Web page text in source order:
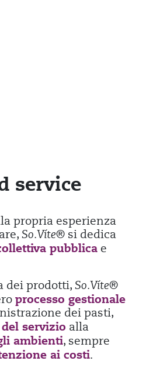
service
propria esperienza
So.Víte® si dedica
pubblica e
dei prodotti, So.Víte®
processo gestionale
dei pasti,
servizio alla
ambienti, sempre
ai costi.